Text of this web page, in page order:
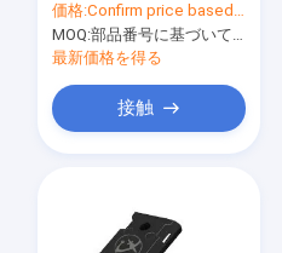
価格:Confirm price based on part number
MOQ:部品番号に基づいて数値を確認
最新価格を得る
接触